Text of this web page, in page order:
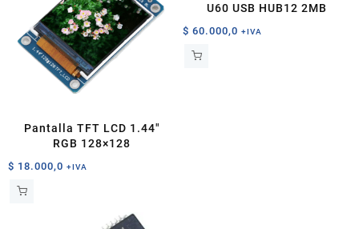
Pantalla TFT LCD 1.44″
RGB 128×128
$ 18.000,0 +IVA
U60 USB HUB12 2MB
$ 60.000,0 +IVA